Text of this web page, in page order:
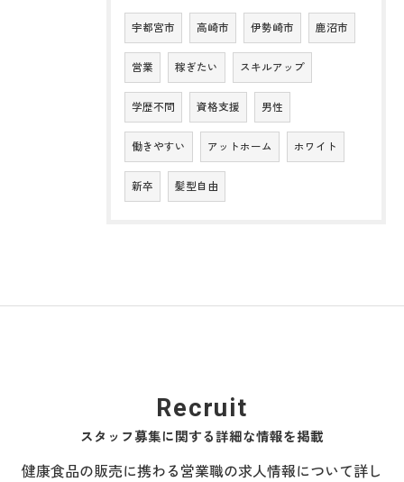
宇都宮市 高崎市 伊勢崎市 鹿沼市
営業 稼ぎたい スキルアップ
学歴不問 資格支援 男性
働きやすい アットホーム ホワイト
新卒 髪型自由
スタッフ募集に関する詳細な情報を掲載
Recruit
健康食品の販売に携わる営業職の求人情報について詳し